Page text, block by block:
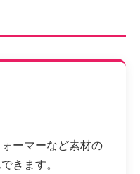
ーマーなど素材の
きます。